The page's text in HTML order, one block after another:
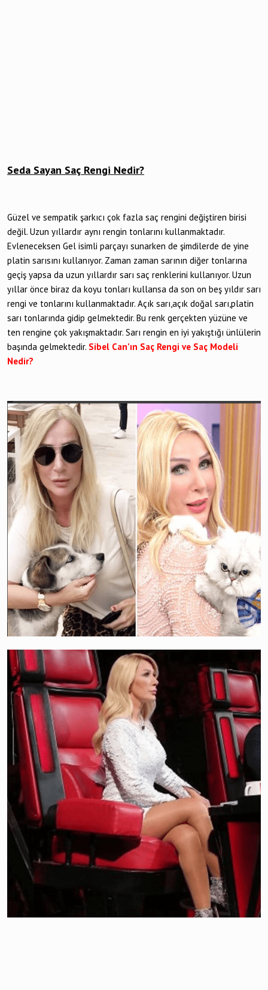
Seda Sayan Saç Rengi Nedir?
Güzel ve sempatik şarkıcı çok fazla saç rengini değiştiren birisi
değil. Uzun yıllardır aynı rengin tonlarını kullanmaktadır.
Evleneceksen Gel isimli parçayı sunarken de şimdilerde de yine
platin sarısını kullanıyor. Zaman zaman sarının diğer tonlarına
geçiş yapsa da uzun yıllardır sarı saç renklerini kullanıyor. Uzun
yıllar önce biraz da koyu tonları kullansa da son on beş yıldır sarı
rengi ve tonlarını kullanmaktadır. Açık sarı,açık doğal sarı,platin
sarı tonlarında gidip gelmektedir. Bu renk gerçekten yüzüne ve
ten rengine çok yakışmaktadır. Sarı rengin en iyi yakıştığı ünlülerin
başında gelmektedir. Sibel Can’ın Saç Rengi ve Saç Modeli
Nedir?